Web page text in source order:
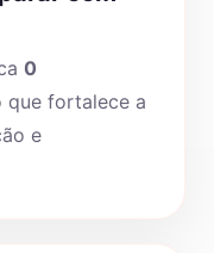
0
que fortalece a
e